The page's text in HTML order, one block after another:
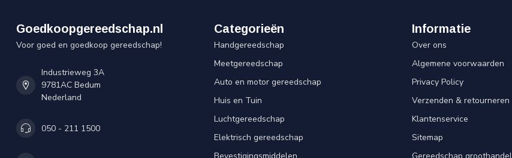
Goedkoopgereedschap.nl
Voor goed en goedkoop gereedschap!
Industrieweg 3A
9781AC Bedum
Nederland
050 - 211 1500
Categorieën
Handgereedschap
Meetgereedschap
Auto en motor gereedschap
Huis en Tuin
Luchtgereedschap
Elektrisch gereedschap
Informatie
Over ons
Algemene voorwaarden
Privacy Policy
Verzenden & retourneren
Klantenservice
Sitemap